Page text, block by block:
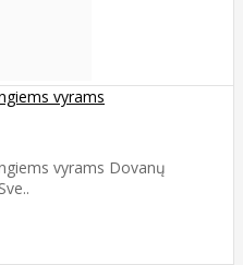
vyrams
vyrams Dovanų